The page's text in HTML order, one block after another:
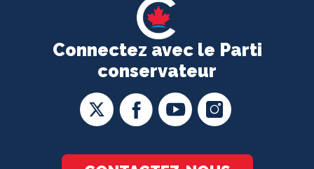
Connectez avec le Parti
conservateur